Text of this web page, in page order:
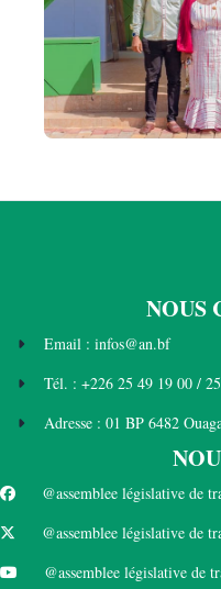
NOUS
Email : infos@an.bf
Tél. : +226 25 49 19 00 /
Adresse : 01 BP 6482
@assemblee législative de
@assemblee législative de
@assemblee législative de